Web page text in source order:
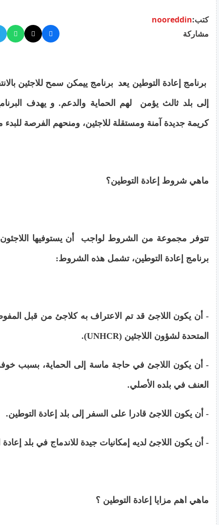
كتب:nooreddin
مشاركة
برنامج إعادة التوطين يعد برنامج ييمكن سمح للاجئين
إلى بلد ثالث يؤمن لهم الحماية والدعم. و يهدف
كريمة جديدة آمنة ومستقلة للاجئين، ومنحهم الفرصة
ماهي شروط إعادة التوطين؟
تتوفر مجموعة من الشروط لواجب أن يستوفيها
برنامج إعادة التوطين، تشمل هذه الشروط:
- أن يكون اللاجئ قد تم الاعتراف به كلاجئ من قبل
المتحدة لشؤون اللاجئين (UNHCR).
- أن يكون اللاجئ في حاجة ماسة إلى الحماية، بسبب
العنف في بلده الأصلي.
- أن يكون اللاجئ قادرا على السفر إلى بلد إعادة التوطين.
- أن يكون اللاجئ لديه إمكانيات جيدة للاندماج في بلد
ماهي اهم مزايا إعادة التوطين ؟